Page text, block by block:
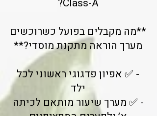
Class-A?
**מה מקבלים בפועל כשרוכשים
מערך הוראה מתקנת מוסדי?**
- ✅ אפיון פדגוגי ראשוני לכל
ילד
- ✅ מערך שיעור מותאם לכיתה